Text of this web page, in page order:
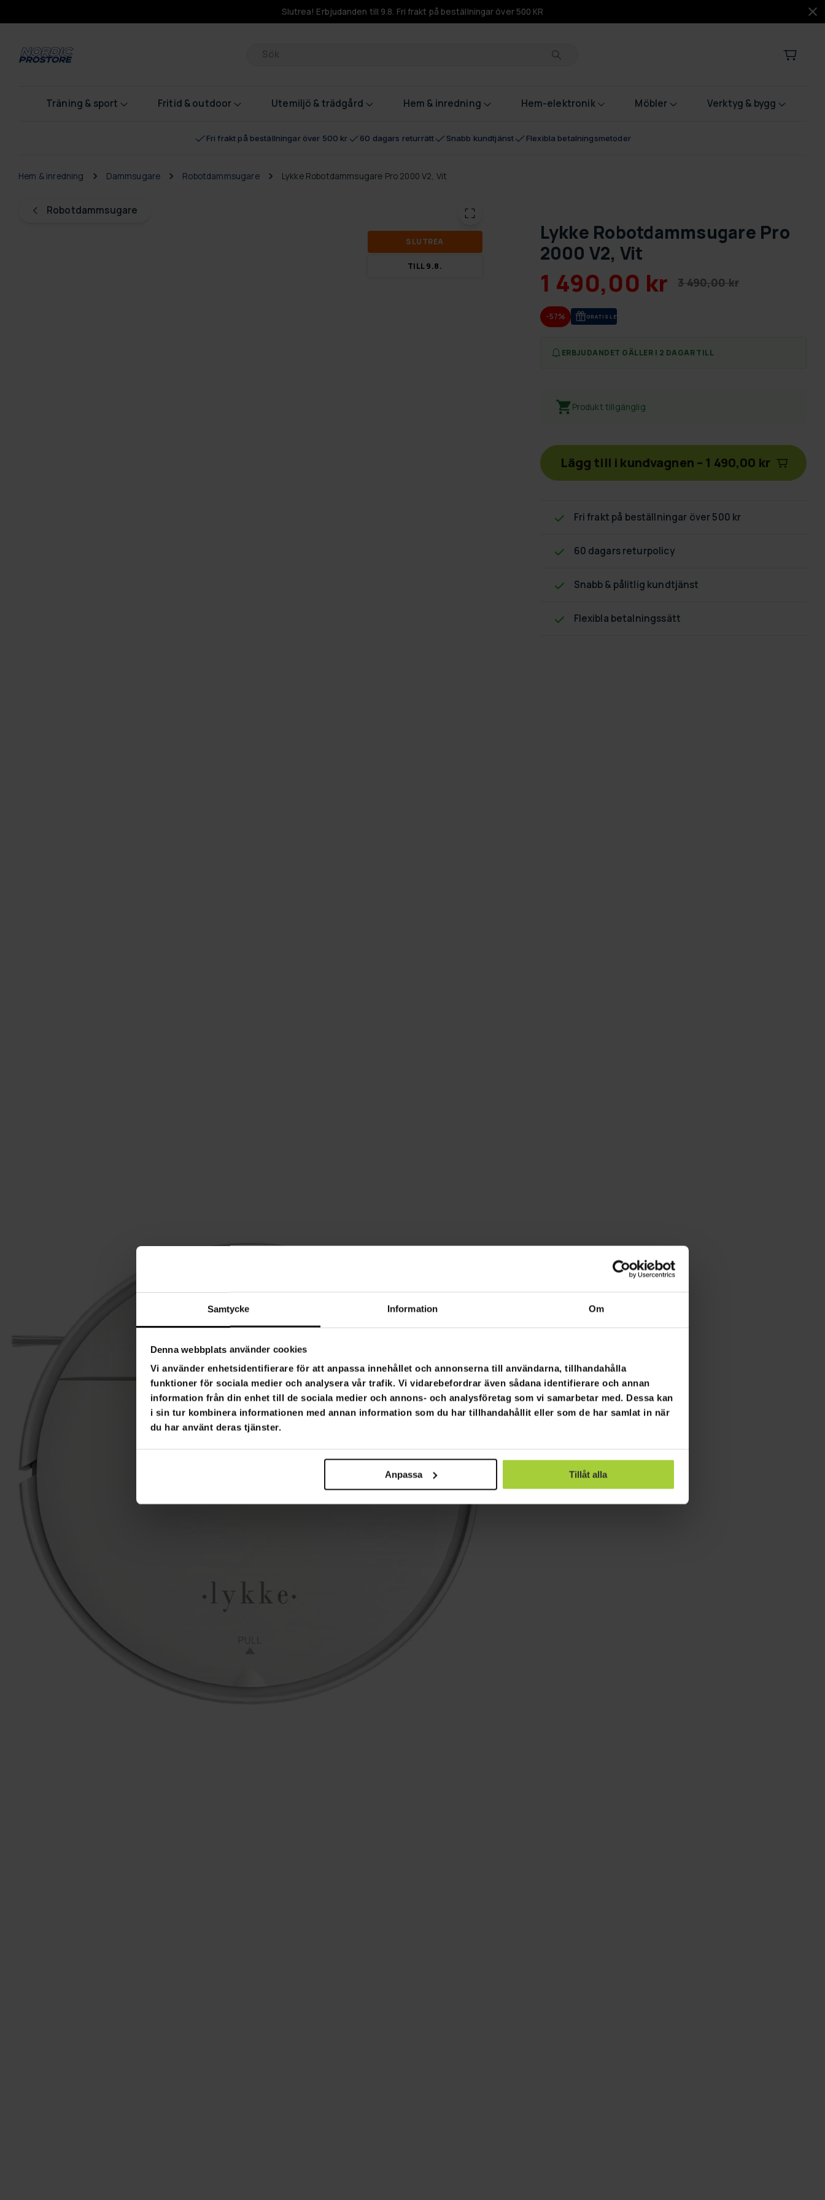
Samtycke Information Om
Denna webbplats använder cookies
Vi använder enhetsidentifierare för att anpassa innehållet och annonserna till användarna, tillhandahålla
funktioner för sociala medier och analysera vår trafik. Vi vidarebefordrar även sådana identifierare och annan
information från din enhet till de sociala medier och annons- och analysföretag som vi samarbetar med. Dessa kan
i sin tur kombinera informationen med annan information som du har tillhandahållit eller som de har samlat in när
du har använt deras tjänster.
Anpassa Tillåt alla
Slutrea! Erbjudanden till 9.8. Fri frakt på beställningar över 500 KR
Produkter
Träning & sport Fritid & outdoor Utemiljö & trädgård Hem & inredning Hem-elektronik Möbler Verktyg & bygg
Fri frakt på beställningar över 500 kr 60 dagars returrätt Snabb kundtjänst Flexibla betalningsmetoder
Robotdammsugare
Hem & inredning Dammsugare Robotdammsugare Lykke Robotdammsugare Pro 2000 V2, Vit
SLUT­REA
TILL 9.8.
Lykke Robotdammsugare Pro
2000 V2, Vit
1 490,00 kr 3 490,00 kr
-57% GRA­TIS LE­VE­RANS
ERBJUDANDET GÄLLER I 2 DAGAR TILL
Produkt tillgänglig
Lägg till i kundvagnen – 1 490,00 kr
Fri frakt på beställningar över 500 kr
60 dagars returpolicy
Snabb & pålitlig kundtjänst
Flexibla betalningssätt